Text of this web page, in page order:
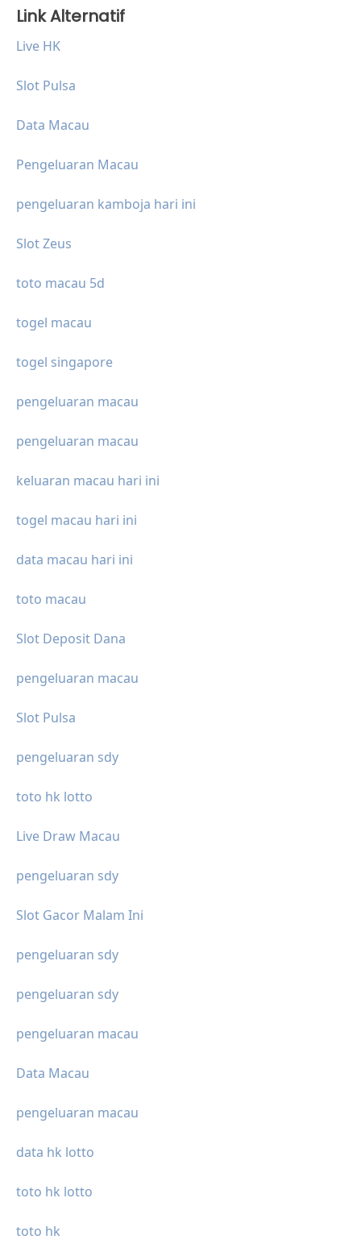
Link Alternatif
Live HK
Slot Pulsa
Data Macau
Pengeluaran Macau
pengeluaran kamboja hari ini
Slot Zeus
toto macau 5d
togel macau
togel singapore
pengeluaran macau
pengeluaran macau
keluaran macau hari ini
togel macau hari ini
data macau hari ini
toto macau
Slot Deposit Dana
pengeluaran macau
Slot Pulsa
pengeluaran sdy
toto hk lotto
Live Draw Macau
pengeluaran sdy
Slot Gacor Malam Ini
pengeluaran sdy
pengeluaran sdy
pengeluaran macau
Data Macau
pengeluaran macau
data hk lotto
toto hk lotto
toto hk